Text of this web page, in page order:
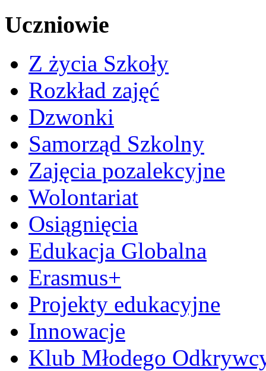
Uczniowie
Z życia Szkoły
Rozkład zajęć
Dzwonki
Samorząd Szkolny
Zajęcia pozalekcyjne
Wolontariat
Osiągnięcia
Edukacja Globalna
Erasmus+
Projekty edukacyjne
Innowacje
Klub Młodego